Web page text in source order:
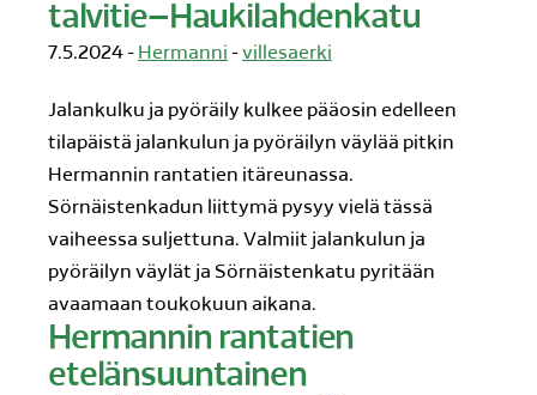
talvitie–Haukilahdenkatu
7.5.2024 - Hermanni -villesaerki
Jalankulku ja pyöräily kulkee pääosin edelleen
tilapäistä jalankulun ja pyöräilyn väylää pitkin
Hermannin rantatien itäreunassa.
Sörnäistenkadun liittymä pysyy vielä tässä
vaiheessa suljettuna. Valmiit jalankulun ja
pyöräilyn väylät ja Sörnäistenkatu pyritään
avaamaan toukokuun aikana.
Hermannin rantatien
etelänsuuntainen